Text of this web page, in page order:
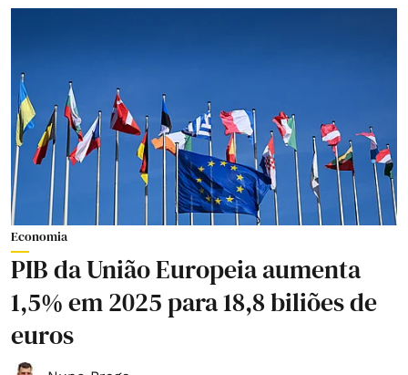
Economia
PIB da União Europeia aumenta
1,5% em 2025 para 18,8 biliões de
euros